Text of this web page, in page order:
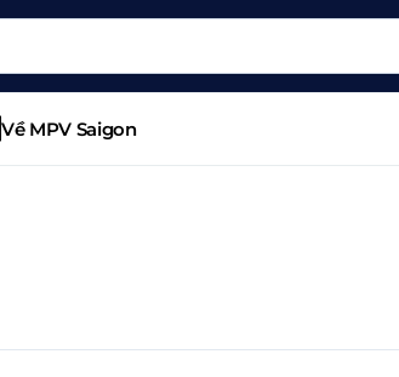
Về MPV Saigon